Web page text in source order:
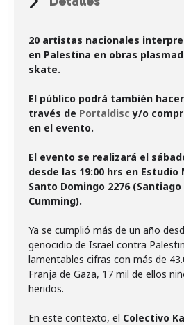
20 artistas nacionales
en Palestina en obras
skate.
El público podrá también
través de Portaldisc y/o
en el evento.
El evento se realizará el
desde las 19:00 hrs en
Santo Domingo 2276
Cumming).
Ya se cumplió más de un año
genocidio de Israel contra
lamentables cifras con más de
Franja de Gaza, 17 mil de ellos
heridos.
En este contexto, el Colectivo